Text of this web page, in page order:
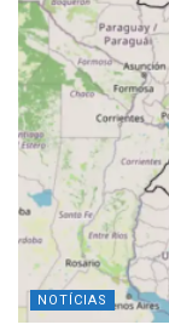
NOTÍCIAS